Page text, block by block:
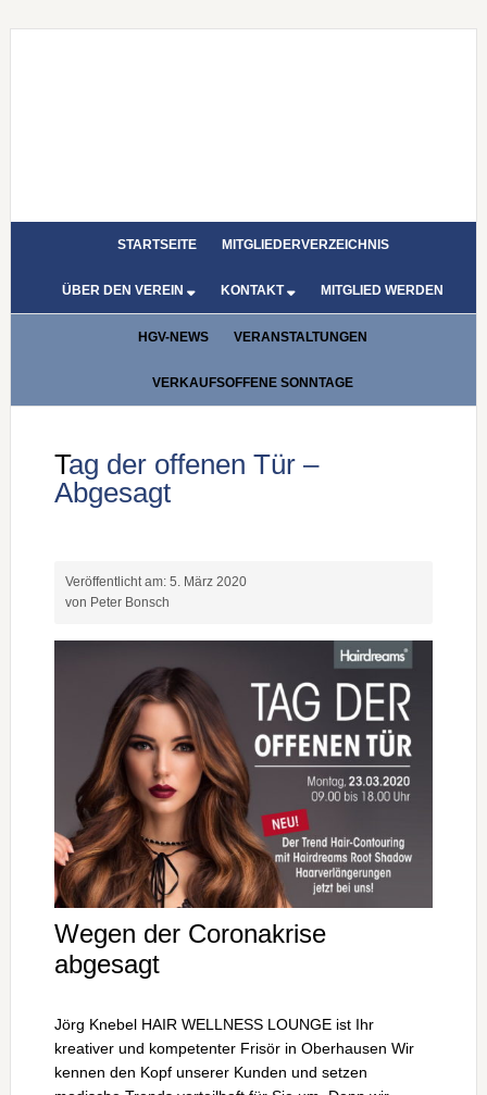
STARTSEITE MITGLIEDERVERZEICHNIS
ÜBER DEN VEREIN KONTAKT MITGLIED WERDEN
HGV-NEWS VERANSTALTUNGEN
VERKAUFSOFFENE SONNTAGE
Tag der offenen Tür –
Abgesagt
Veröffentlicht am: 5. März 2020
von Peter Bonsch
Wegen der Coronakrise
abgesagt
Jörg Knebel HAIR WELLNESS LOUNGE ist Ihr
kreativer und kompetenter Frisör in Oberhausen Wir
kennen den Kopf unserer Kunden und setzen